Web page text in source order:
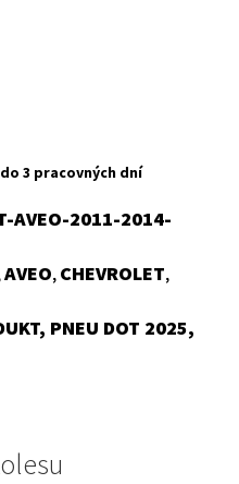
3 pracovných dní
AVEO-2011-2014-
AVEO, CHEVROLET,
PNEU DOT 2025,